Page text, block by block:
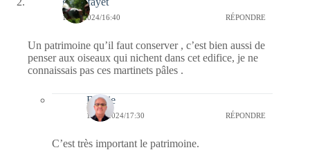
19/09/2024/16:40 RÉPONDRE
Un patrimoine qu’il faut conserver , c’est bien aussi de
penser aux oiseaux qui nichent dans cet edifice, je ne
connaissais pas ces martinets pâles .
Bernie
19/09/2024/17:30 RÉPONDRE
C’est très important le patrimoine.